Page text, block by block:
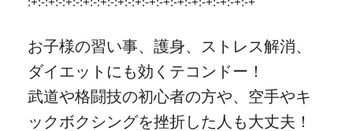
お子様の習い事、護身、ストレス解消、
ダイエットにも効くテコンドー！
武道や格闘技の初心者の方や、空手やキ
ックボクシングを挫折した人も大丈夫！